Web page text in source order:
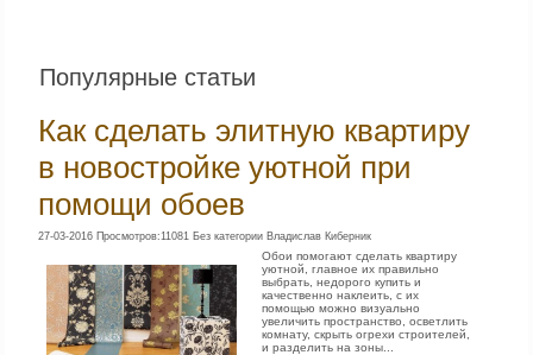
Популярные статьи
Как сделать элитную квартиру
в новостройке уютной при
помощи обоев
27-03-2016 Просмотров:11081 Без категории Владислав Киберник
Обои помогают сделать квартиру
уютной, главное их правильно
выбрать, недорого купить и
качественно наклеить, с их
помощью можно визуально
увеличить пространство, осветлить
комнату, скрыть огрехи строителей,
и разделить на зоны...